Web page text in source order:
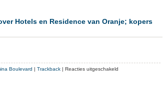
eigenaar
Hotels en Residence van Oranje; kopers
Boulevard Trackback Reacties uitgeschakeld